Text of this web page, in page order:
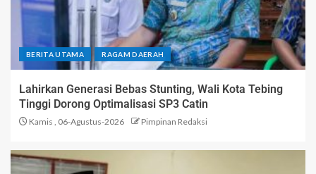
BERITA UTAMA RAGAM DAERAH
Lahirkan Generasi Bebas Stunting, Wali Kota Tebing
Tinggi Dorong Optimalisasi SP3 Catin
Kamis , 06-Agustus-2026 Pimpinan Redaksi